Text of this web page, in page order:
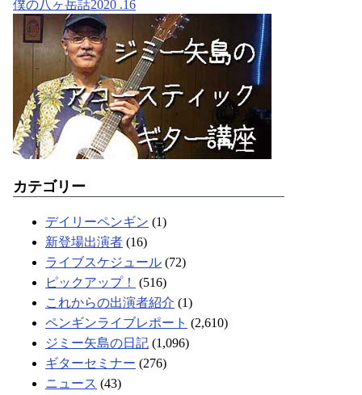
僕の八ヶ岳話2020 .16
カテゴリー
デイリーペンギン (1)
新登場出演者 (16)
ライブスケジュール (72)
ピックアップ！
(516)
これからの出演者紹介 (1)
ペンギンライブレポート (2,610)
ジミー矢島の日記 (1,096)
ギターセミナー (276)
ニュース (43)